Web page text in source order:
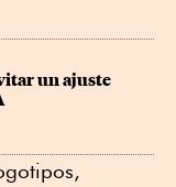
un ajuste